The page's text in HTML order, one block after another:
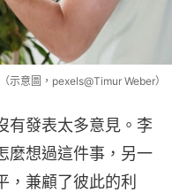
示意圖，pexels@Timur Weber）
有發表太多意見。李
麼想過這件事，另一
，兼顧了彼此的利